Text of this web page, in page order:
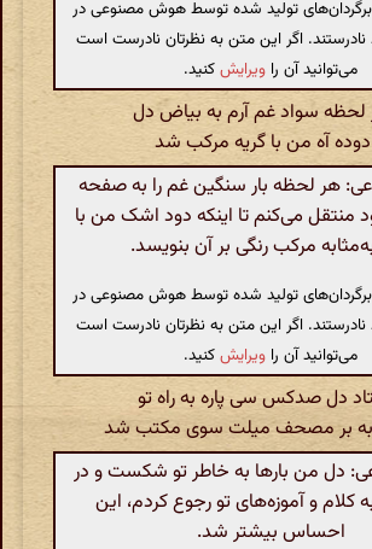
برگردان‌های تولید شده توسط هوش مصنوعی در
نادرستند. اگر این متن به نظرتان نادرست است
می‌توانید آن را ویرایشکنید.
سواد غم آرم به بیاض دل
دوده آه من با گریه مرکب شد
هر لحظه بار سنگین غم را به صفحه
می‌کنم تا اینکه دود اشک من با
مرکب رنگی بر آن بنویسد.
برگردان‌های تولید شده توسط هوش مصنوعی در
نادرستند. اگر این متن به نظرتان نادرست است
می‌توانید آن را ویرایشکنید.
دل صدکس سی پاره به راه تو
به بر مصحف میلت سوی مکتب شد
دل من بارها به خاطر تو شکست و در
کلام و آموزه‌های تو رجوع کردم، این
احساس بیشتر شد.